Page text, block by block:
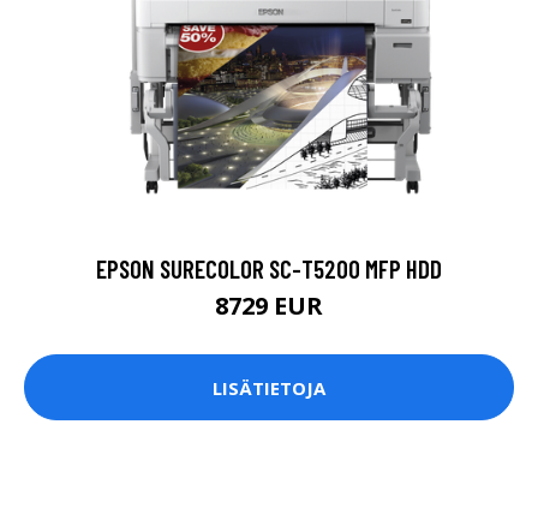
EPSON SURECOLOR SC-T5200 MFP HDD
8729 EUR
LISÄTIETOJA